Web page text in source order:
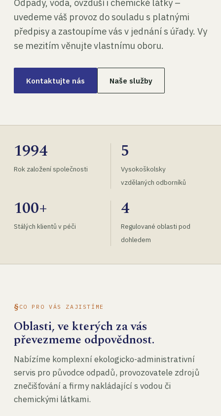
uvedeme váš provoz do souladu s platnými
předpisy a zastoupíme vás v jednání s úřady. Vy
se mezitím věnujte vlastnímu oboru.
Kontaktujte nás Naše služby
1994
Rok založení společnosti
5
Vysokoškolsky
vzdělaných odborníků
100+
Stálých klientů v péči
4
Regulované oblasti pod
dohledem
CO PRO VÁS ZAJISTÍME
Oblasti, ve kterých za vás
převezmeme odpovědnost.
Nabízíme komplexní ekologicko-administrativní
servis pro původce odpadů, provozovatele zdrojů
znečišťování a firmy nakládající s vodou či
chemickými látkami.